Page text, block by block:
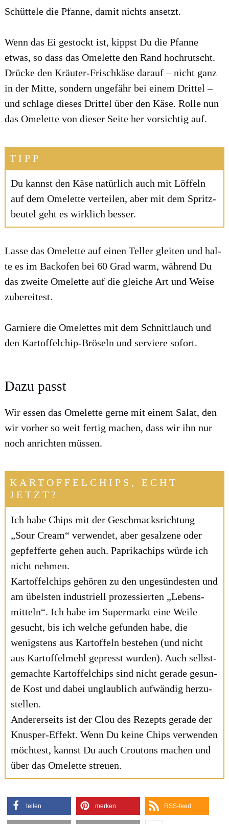
Schüt­te­le die Pfan­ne, damit nichts ansetzt.
Wenn das Ei gestockt ist, kippst Du die Pfan­ne
etwas, so dass das Ome­lette den Rand hoch­rutscht.
Drü­cke den Kräu­ter-Frisch­kä­se dar­auf – nicht ganz
in der Mit­te, son­dern unge­fähr bei einem Drit­tel –
und schla­ge die­ses Drit­tel über den Käse. Rol­le nun
das Ome­lette von die­ser Sei­te her vor­sich­tig auf.
TIPP
Du kannst den Käse natür­lich auch mit Löf­feln
auf dem Ome­lette ver­tei­len, aber mit dem Spritz­
beu­tel geht es wirk­lich bes­ser.
Las­se das Ome­lette auf einen Tel­ler glei­ten und hal­
te es im Back­ofen bei 60 Grad warm, wäh­rend Du
das zwei­te Ome­lette auf die glei­che Art und Wei­se
zube­rei­test.
Gar­nie­re die Ome­lettes mit dem Schnitt­lauch und
den Kar­tof­fel­chip-Brö­seln und ser­vie­re sofort.
Dazu passt
Wir essen das Ome­lette ger­ne mit einem Salat, den
wir vor­her so weit fer­tig machen, dass wir ihn nur
noch anrich­ten müs­sen.
KARTOFFELCHIPS, ECHT
JETZT?
Ich habe Chips mit der Geschmacks­rich­tung
„Sour Cream“ ver­wen­det, aber gesal­ze­ne oder
gepfef­fer­te gehen auch. Papri­ka­chips wür­de ich
nicht neh­men.
Kar­tof­fel­chips gehö­ren zu den unge­sün­des­ten und
am übels­ten indus­tri­ell pro­zes­sier­ten „Lebens­
mit­teln“. Ich habe im Super­markt eine Wei­le
gesucht, bis ich wel­che gefun­den habe, die
wenigs­tens aus Kar­tof­feln bestehen (und nicht
aus Kar­tof­fel­mehl gepresst wur­den). Auch selbst­
ge­mach­te Kar­tof­fel­chips sind nicht gera­de gesun­
de Kost und dabei unglaub­lich auf­wän­dig her­zu­
stel­len.
Ande­rer­seits ist der Clou des Rezepts gera­de der
Knus­per-Effekt. Wenn Du kei­ne Chips ver­wen­den
möch­test, kannst Du auch Crou­tons machen und
über das Ome­lette streu­en.
tei­len mer­ken RSS-feed